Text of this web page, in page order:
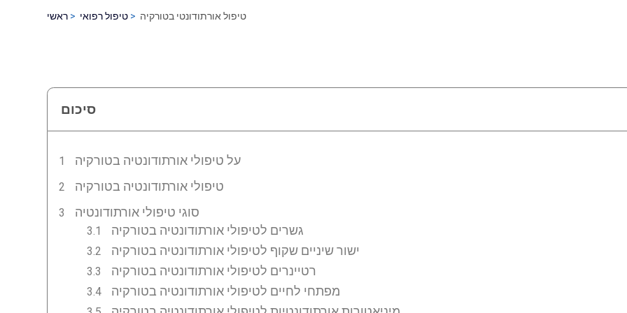
ראשי טיפול רפואי טיפול אורתודונטי בטורקיה
סיכום
על טיפולי אורתודונטיה בטורקיה
טיפולי אורתודונטיה בטורקיה
סוגי טיפולי אורתודונטיה
גשרים לטיפולי אורתודונטיה בטורקיה
ישור שיניים שקוף לטיפולי אורתודונטיה בטורקיה
רטיינרים לטיפולי אורתודונטיה בטורקיה
מפתחי לחיים לטיפולי אורתודונטיה בטורקיה